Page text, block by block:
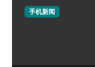
手机新闻